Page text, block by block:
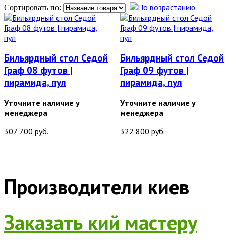
Сортировать по:
Бильярдный стол Седой
Граф 08 футов |
пирамида, пул
Уточните наличие у
менеджера
307 700 руб.
Бильярдный стол Седой
Граф 09 футов |
пирамида, пул
Уточните наличие у
менеджера
322 800 руб.
Производители киев
Заказать кий мастеру